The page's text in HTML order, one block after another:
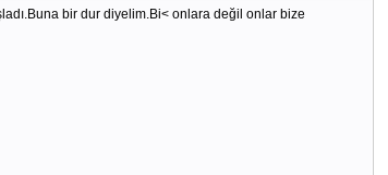
bir dur diyelim.Bi< onlara değil onlar bize